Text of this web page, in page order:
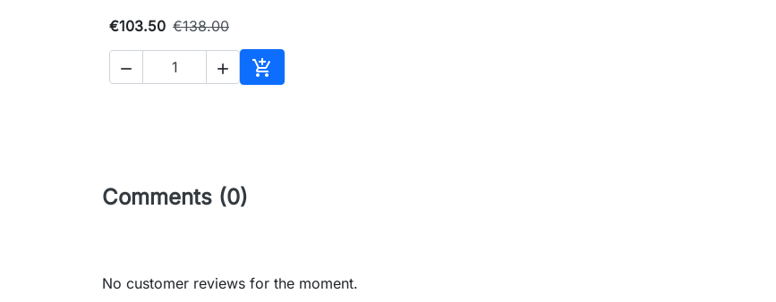
€103.50 €138.00
  
Add to cart
Comments (0)
No customer reviews for the moment.